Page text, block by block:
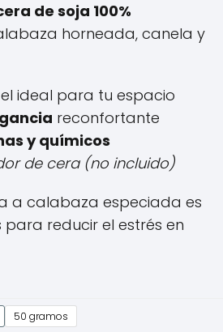
€
6,00 €
de soja 100%
horneada, canela y
el ideal para tu espacio
reconfortante
y químicos
de cera (no incluido)
a calabaza especiada es
reducir el estrés en
50 gramos